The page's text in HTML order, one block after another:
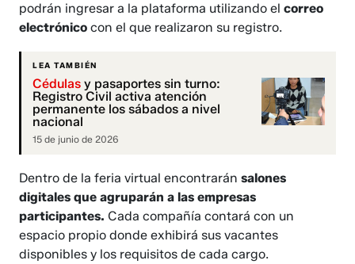
podrán ingresar a la plataforma utilizando el correo
electrónicocon el que realizaron su registro.
LEA TAMBIÉN
Cédulas y pasaportes sin turno:
Registro Civil activa atención
permanente los sábados a nivel
nacional
15 de junio de 2026
Dentro de la feria virtual encontraránsalones
digitales que agruparán a las empresas
participantes.Cada compañía contará con un
espacio propio donde exhibirá sus vacantes
disponibles y los requisitos de cada cargo.